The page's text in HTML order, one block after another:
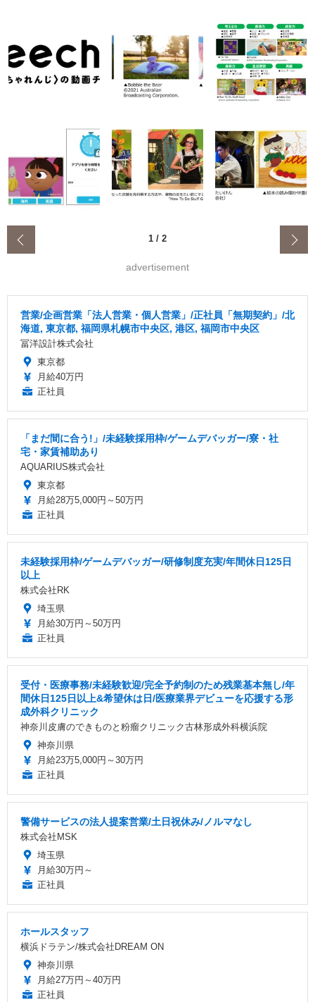
1 / 2
advertisement
営業/企画営業「法人営業・個人営業」/正社員「無期契約」/北
海道, 東京都, 福岡県札幌市中央区, 港区, 福岡市中央区
冨洋設計株式会社
東京都
月給40万円
正社員
「まだ間に合う!」/未経験採用枠/ゲームデバッガー/寮・社
宅・家賃補助あり
AQUARIUS株式会社
東京都
月給28万5,000円～50万円
正社員
未経験採用枠/ゲームデバッガー/研修制度充実/年間休日125日
以上
株式会社RK
埼玉県
月給30万円～50万円
正社員
受付・医療事務/未経験歓迎/完全予約制のため残業基本無し/年
間休日125日以上&希望休は日/医療業界デビューを応援する形
成外科クリニック
神奈川皮膚のできものと粉瘤クリニック古林形成外科横浜院
神奈川県
月給23万5,000円～30万円
正社員
警備サービスの法人提案営業/土日祝休み/ノルマなし
株式会社MSK
埼玉県
月給30万円～
正社員
ホールスタッフ
横浜ドラテン/株式会社DREAM ON
神奈川県
月給27万円～40万円
正社員